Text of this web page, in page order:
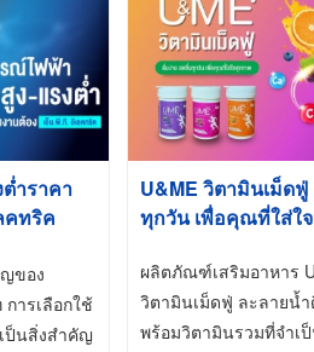
ำราคา
คทริค
ของ
การเลือกใช้
ป็นสิ่งสำคัญ
U&ME วิตามินเม็ด
ทุกวัน เพื่อคุณที่ใส่ใ
ผลิตภัณฑ์เสริมอาหาร
วิตามินเม็ดฟู่ ละลายน้ำ
พร้อมวิตามินรวมที่จำเ